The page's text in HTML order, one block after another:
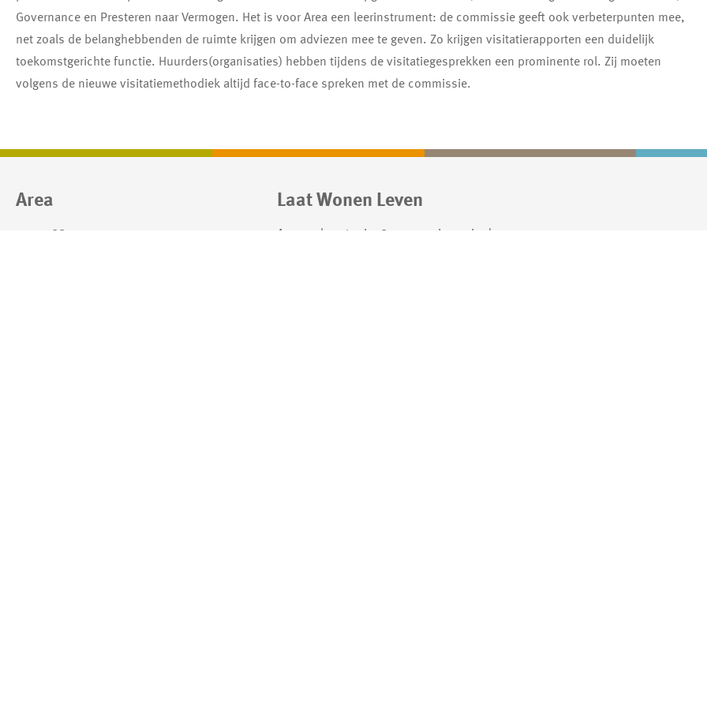
Governance en Presteren naar Vermogen. Het is voor Area een leerinstrument: de commissie geeft ook verbeterpunten mee,
net zoals de belanghebbenden de ruimte krijgen om adviezen mee te geven. Zo krijgen visitatierapporten een duidelijk
toekomstgerichte functie. Huurders(organisaties) hebben tijdens de visitatiegesprekken een prominente rol. Zij moeten
volgens de nieuwe visitatiemethodiek altijd face-to-face spreken met de commissie.
Contactinformatie
Area
0413 388 044
Laat Wonen Leven
Area verhuurt ruim 8.700 woningen in de